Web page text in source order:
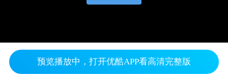
预览播放中，打开优酷APP看高清完整版